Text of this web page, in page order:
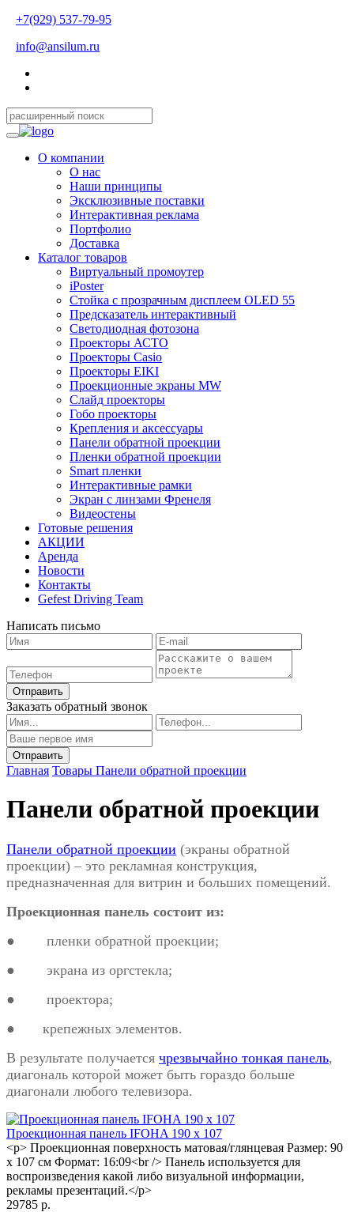
+7(929) 537-79-95
info@ansilum.ru
О компании
О нас
Наши принципы
Эксклюзивные поставки
Интерактивная реклама
Портфолио
Доставка
Каталог товаров
Виртуальный промоутер
iPoster
Стойка с прозрачным дисплеем OLED 55
Предсказатель интерактивный
Светодиодная фотозона
Проекторы АСТО
Проекторы Casio
Проекторы EIKI
Проекционные экраны MW
Слайд проекторы
Гобо проекторы
Крепления и аксессуары
Панели обратной проекции
Пленки обратной проекции
Smart пленки
Интерактивные рамки
Экран с линзами Френеля
Видеостены
Готовые решения
АКЦИИ
Аренда
Новости
Контакты
Gefest Driving Team
Написать письмо
Отправить
Заказать обратный звонок
Главная Товары Панели обратной проекции
Панели обратной проекции
Панели обратной проекции (экраны обратной
проекции) – это рекламная конструкция,
предназначенная для витрин и больших помещений.
Проекционная панель состоит из:
● пленки обратной проекции;
● экрана из оргстекла;
● проектора;
● крепежных элементов.
В результате получается чрезвычайно тонкая панель,
диагональ которой может быть гораздо больше
диагонали любого телевизора.
Проекционная панель IFOHA 190 x 107
<p> Проекционная поверхность матовая/глянцевая Размер: 90
x 107 см Формат: 16:09<br /> Панель используется для
воспроизведения какой либо визуальной информации,
рекламы презентаций.</p>
29785 р.